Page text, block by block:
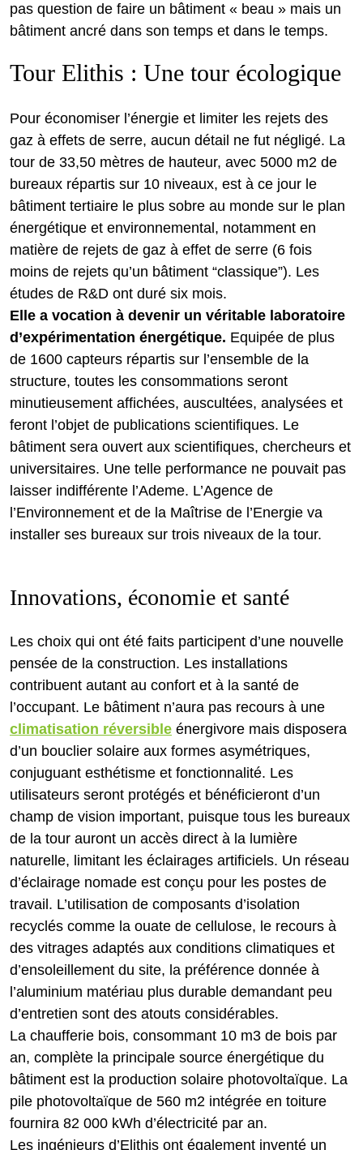
pas question de faire un bâtiment « beau » mais un
bâtiment ancré dans son temps et dans le temps.
Tour Elithis : Une tour écologique
Pour économiser l’énergie et limiter les rejets des
gaz à effets de serre, aucun détail ne fut négligé. La
tour de 33,50 mètres de hauteur, avec 5000 m2 de
bureaux répartis sur 10 niveaux, est à ce jour le
bâtiment tertiaire le plus sobre au monde sur le plan
énergétique et environnemental, notamment en
matière de rejets de gaz à effet de serre (6 fois
moins de rejets qu’un bâtiment “classique”). Les
études de R&D ont duré six mois.
Elle a vocation à devenir un véritable laboratoire
d’expérimentation énergétique. Equipée de plus
de 1600 capteurs répartis sur l’ensemble de la
structure, toutes les consommations seront
minutieusement affichées, auscultées, analysées et
feront l’objet de publications scientifiques. Le
bâtiment sera ouvert aux scientifiques, chercheurs et
universitaires. Une telle performance ne pouvait pas
laisser indifférente l’Ademe. L’Agence de
l’Environnement et de la Maîtrise de l’Energie va
installer ses bureaux sur trois niveaux de la tour.
Innovations, économie et santé
Les choix qui ont été faits participent d’une nouvelle
pensée de la construction. Les installations
contribuent autant au confort et à la santé de
l’occupant. Le bâtiment n’aura pas recours à une
climatisation réversible énergivore mais disposera
d’un bouclier solaire aux formes asymétriques,
conjuguant esthétisme et fonctionnalité. Les
utilisateurs seront protégés et bénéficieront d’un
champ de vision important, puisque tous les bureaux
de la tour auront un accès direct à la lumière
naturelle, limitant les éclairages artificiels. Un réseau
d’éclairage nomade est conçu pour les postes de
travail. L’utilisation de composants d’isolation
recyclés comme la ouate de cellulose, le recours à
des vitrages adaptés aux conditions climatiques et
d’ensoleillement du site, la préférence donnée à
l’aluminium matériau plus durable demandant peu
d’entretien sont des atouts considérables.
La chaufferie bois, consommant 10 m3 de bois par
an, complète la principale source énergétique du
bâtiment est la production solaire photovoltaïque. La
pile photovoltaïque de 560 m2 intégrée en toiture
fournira 82 000 kWh d’électricité par an.
Les ingénieurs d’Elithis ont également inventé un